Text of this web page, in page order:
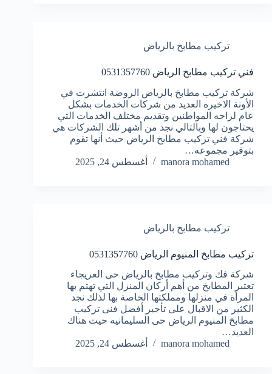
تركيب مطابخ بالرياض
فني تركيب مطابخ الرياض 0531357760
شركة تركيب مطابخ بالرياض الروضة انتشرت في
الأونة الاخيره العديد من شركات الخدمات بشكل
عام لراحه المواطنين وتقديم مختلف الخدمات التي
يحتاجون لها وبالتالي نجد من أشهر تلك الشركات هي
شركة فني تركيب مطابخ الرياض حيث أنها تقوم
بتوفير مجموعه…
manora mohamed
أغسطس 24, 2025
تركيب مطابخ بالرياض
تركيب مطابخ المنيوم الرياض 0531357760
شركة فك وتركيب مطابخ بالرياض حى العريجاء
تعتبر المطابخ من أهم أركان المنزل التي تهتم بها
المرأة في منزلها ومملكتها الخاصة بها لذلك نجد
الكثير من الاقبال على تأجير أفضل فنى تركيب
مطابخ المنيوم الرياض حى السليمانيه حيث هناك
العديد…
manora mohamed
أغسطس 24, 2025